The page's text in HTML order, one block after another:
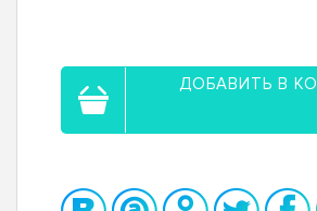
ДОБАВИТЬ В